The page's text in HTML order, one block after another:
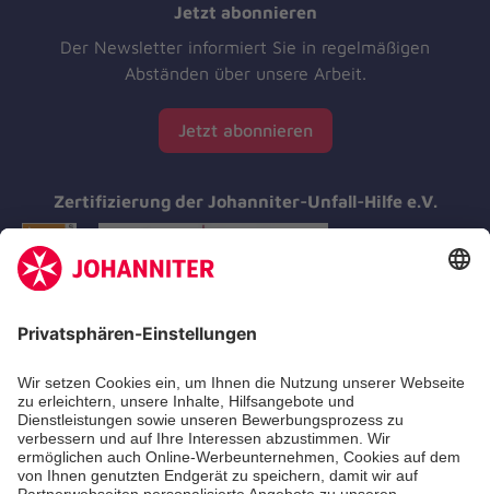
Jetzt abonnieren
Der Newsletter informiert Sie in regelmäßigen
Abständen über unsere Arbeit.
Jetzt abonnieren
Zertifizierung der Johanniter-Unfall-Hilfe e.V.
Aus- & Fortbildung
Erste-Hilfe-Kurse